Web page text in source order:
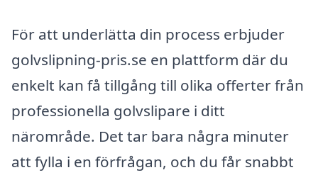
För att underlätta din process erbjuder
golvslipning-pris.se en plattform där du
enkelt kan få tillgång till olika offerter från
professionella golvslipare i ditt
närområde. Det tar bara några minuter
att fylla i en förfrågan, och du får snabbt